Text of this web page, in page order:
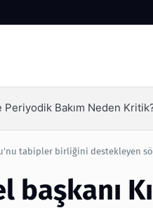
Nesil Verimliliği Olimpack ile
tabipler birliğini destekleyen
başkanı